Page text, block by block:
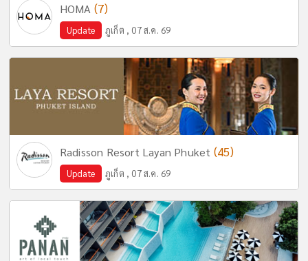
HOMA (7)
Update ภูเก็ต , 07 ส.ค. 69
Radisson Resort Layan Phuket (45)
Update ภูเก็ต , 07 ส.ค. 69